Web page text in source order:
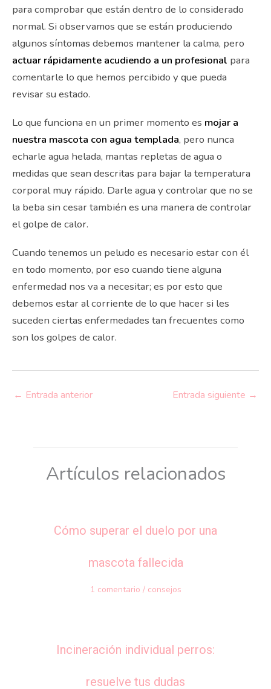
para comprobar que están dentro de lo considerado
normal. Si observamos que se están produciendo
algunos síntomas debemos mantener la calma, pero
actuar rápidamente acudiendo a un profesional para
comentarle lo que hemos percibido y que pueda
revisar su estado.
Lo que funciona en un primer momento es mojar a
nuestra mascota con agua templada, pero nunca
echarle agua helada, mantas repletas de agua o
medidas que sean descritas para bajar la temperatura
corporal muy rápido. Darle agua y controlar que no se
la beba sin cesar también es una manera de controlar
el golpe de calor.
Cuando tenemos un peludo es necesario estar con él
en todo momento, por eso cuando tiene alguna
enfermedad nos va a necesitar; es por esto que
debemos estar al corriente de lo que hacer si les
suceden ciertas enfermedades tan frecuentes como
son los golpes de calor.
← Entrada anterior Entrada siguiente →
Artículos relacionados
Cómo superar el duelo por una
mascota fallecida
1 comentario / consejos
Incineración individual perros:
resuelve tus dudas